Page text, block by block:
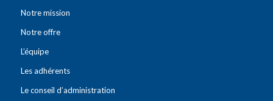
Notre mission
Notre offre
L’équipe
Les adhérents
Le conseil d’administration